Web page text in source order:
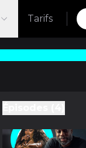
Tarifs